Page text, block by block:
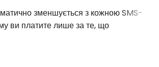
зменшується з кожною SMS-
ви платите лише за те, що